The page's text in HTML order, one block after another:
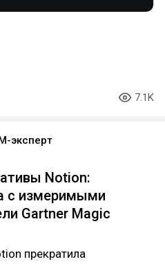
7.1K
эксперт
Notion:
с измеримыми
Gartner Magic
прекратила